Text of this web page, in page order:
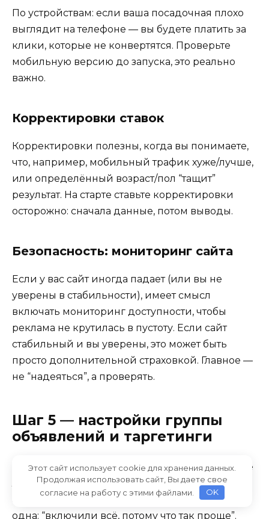
По устройствам: если ваша посадочная плохо
выглядит на телефоне — вы будете платить за
клики, которые не конвертятся. Проверьте
мобильную версию до запуска, это реально
важно.
Корректировки ставок
Корректировки полезны, когда вы понимаете,
что, например, мобильный трафик хуже/лучше,
или определённый возраст/пол “тащит”
результат. На старте ставьте корректировки
осторожно: сначала данные, потом выводы.
Безопасность: мониторинг сайта
Если у вас сайт иногда падает (или вы не
уверены в стабильности), имеет смысл
включать мониторинг доступности, чтобы
реклама не крутилась в пустоту. Если сайт
стабильный и вы уверены, это может быть
просто дополнительной страховкой. Главное —
не “надеяться”, а проверять.
Шаг 5 — настройки группы
объявлений и таргетинги
Группа объявлений — это место, где вы задаёте
логику показа: ключи, автотаргетинг,
аудитории, площадки. Ошибка здесь обычно
одна: “включили всё, потому что так проще”.
Этот сайт использует cookie для хранения данных.
Продолжая использовать сайт, Вы даете свое
согласие на работу с этими файлами.
OK